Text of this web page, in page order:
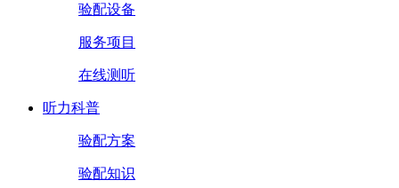
验配设备
服务项目
在线测听
听力科普
验配方案
验配知识